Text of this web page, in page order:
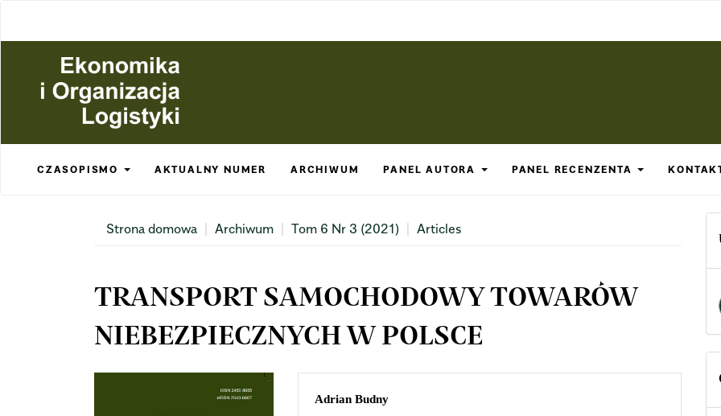
Content
Sidebar
CZASOPISMO AKTUALNY NUMER ARCHIWUM PANEL AUTORA PANEL RECENZENTA
Strona domowa Archiwum Tom 6 Nr 3 (2021) Articles
TRANSPORT SAMOCHODOWY TOWARÓW
NIEBEZPIECZNYCH W POLSCE
Main
Adrian Budny